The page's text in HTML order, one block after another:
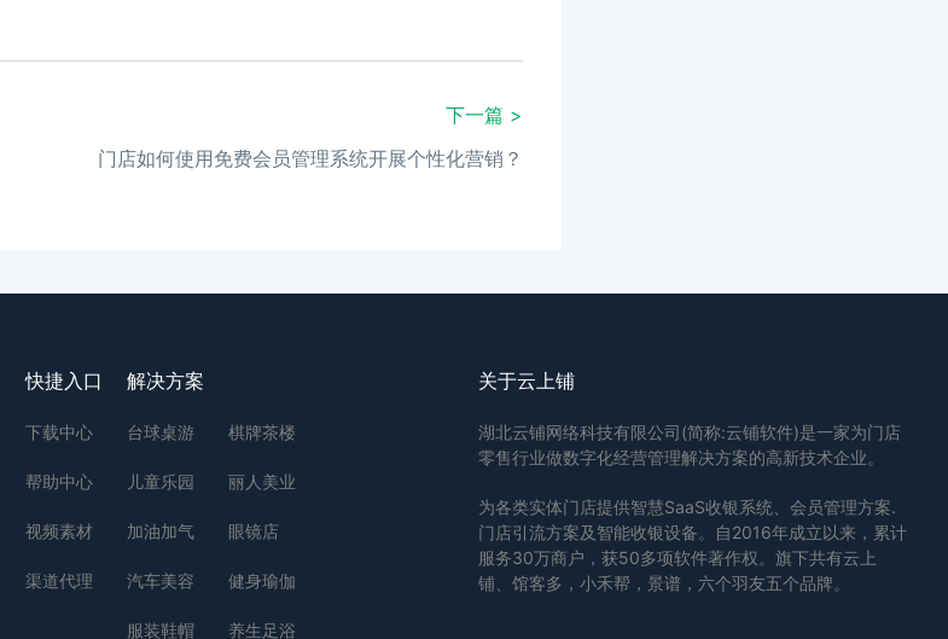
下一篇 >
门店如何使用免费会员管理系统开展个性化营销？
快捷入口
下载中心
帮助中心
视频素材
渠道代理
解决方案
台球桌游
儿童乐园
加油加气
汽车美容
服装鞋帽
棋牌茶楼
丽人美业
眼镜店
健身瑜伽
养生足浴
关于云上铺
湖北云铺网络科技有限公司(简称:云铺软件)是一家为门店
零售行业做数字化经营管理解决方案的高新技术企业。
为各类实体门店提供智慧SaaS收银系统、会员管理方案.
门店引流方案及智能收银设备。自2016年成立以来，累计
服务30万商户，获50多项软件著作权。旗下共有云上
铺、馆客多，小禾帮，景谱，六个羽友五个品牌。